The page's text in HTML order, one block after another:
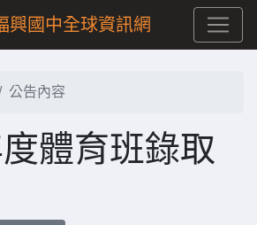
興國中全球資訊網
公告內容
體育班錄取